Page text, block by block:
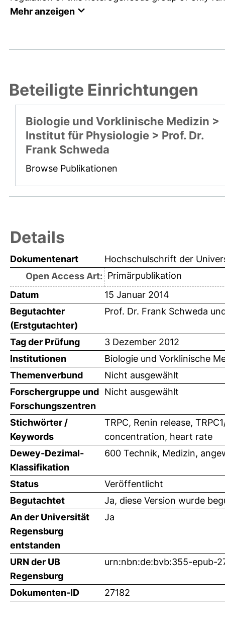
Mehr anzeigen
Beteiligte Einrichtungen
Biologie und Vorklinische Medizin >
Institut für Physiologie > Prof. Dr.
Frank Schweda
Browse Publikationen
Details
Dokumentenart
Hochschulschrift der
Open Access Art: Primärpublikation
Datum
15 Januar 2014
Begutachter
(Erstgutachter)
Prof. Dr. Frank Schweda
Tag der Prüfung
3 Dezember 2012
Institutionen
Biologie und Vorklinische
Themenverbund
Nicht ausgewählt
Forschergruppe und
Forschungszentren
Nicht ausgewählt
Stichwörter /
Keywords
TRPC, Renin release,
concentration, heart rate
Dewey-Dezimal-
Klassifikation
600 Technik, Medizin,
Status
Veröffentlicht
Begutachtet
Ja, diese Version wurde
An der Universität
Regensburg
entstanden
Ja
URN der UB
Regensburg
urn:nbn:de:bvb:355-epub-
Dokumenten-ID 27182